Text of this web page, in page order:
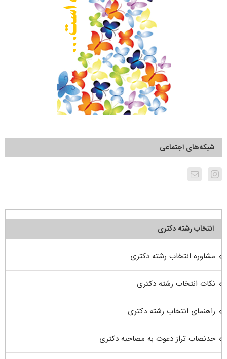
شبکه‌های اجتماعی
انتخاب رشته دکتری
مشاوره انتخاب رشته دکتری
نکات انتخاب رشته دکتری
راهنمای انتخاب رشته دکتری
حدنصاب تراز دعوت به مصاحبه دکتری